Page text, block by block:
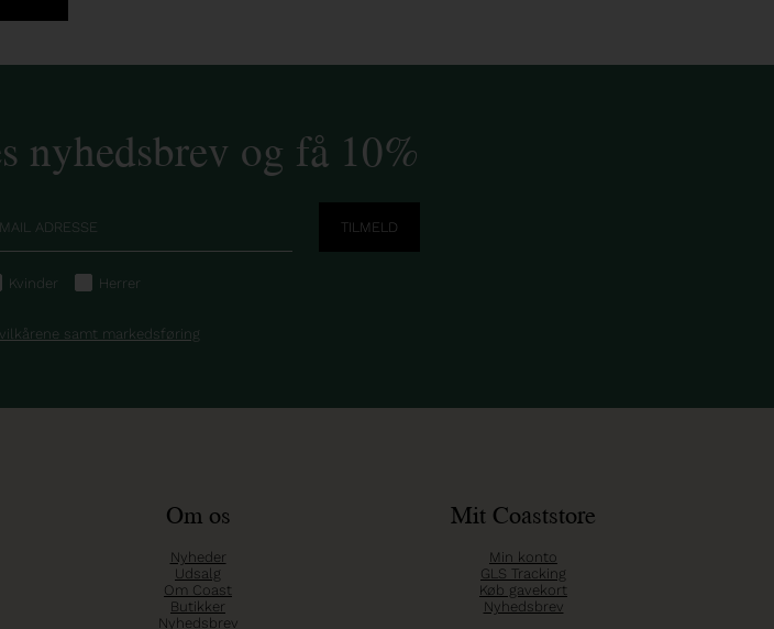
og få 10%
Kvinder Herrer
vilkårene samt markedsføring
Om os
Nyheder
Udsalg
Om Coast
Butikker
Nyhedsbrev
Mit Coaststore
Min konto
GLS Tracking
Køb gavekort
Nyhedsbrev